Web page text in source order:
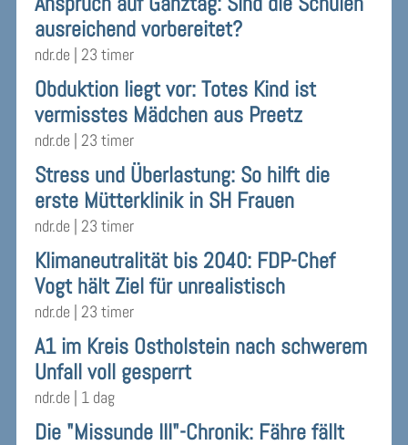
ausreichend vorbereitet?
ndr.de | 23 timer
Obduktion liegt vor: Totes Kind ist
vermisstes Mädchen aus Preetz
ndr.de | 23 timer
Stress und Überlastung: So hilft die
erste Mütterklinik in SH Frauen
ndr.de | 23 timer
Klimaneutralität bis 2040: FDP-Chef
Vogt hält Ziel für unrealistisch
ndr.de | 23 timer
A1 im Kreis Ostholstein nach schwerem
Unfall voll gesperrt
ndr.de | 1 dag
Die "Missunde III"-Chronik: Fähre fällt